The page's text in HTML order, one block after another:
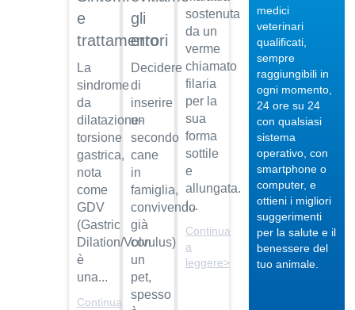
e
trattamento
La
sindrome
da
dilatazione-
torsione
gastrica,
nota
come
GDV
(Gastric
Dilation/Volvulus)
è
una...
Continua
gli
errori
Decidere
di
inserire
un
secondo
cane
in
famiglia,
convivendo
già
con
un
pet,
spesso
sostenuta
da un
verme
chiamato
filaria
per la
sua
forma
sottile
e
allungata.
I...
Continua
a
leggere>
medici
veterinari
qualificati,
sempre
raggiungibili in
ogni momento,
24 ore su 24
con qualsiasi
sistema
operativo, con
smartphone o
computer, e
ottieni i migliori
suggerimenti
per la salute e il
benessere del
tuo animale.
04/10/
Veterinario
di
Maurizio
Albano
Guarda
il video
04/10/
Regalare